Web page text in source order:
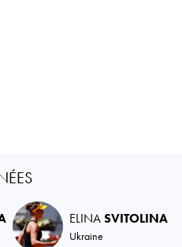
ELINASVITOLINA
Ukraine